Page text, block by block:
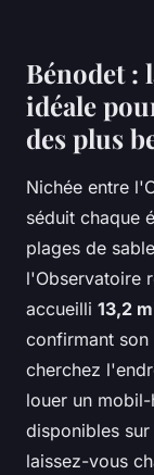
Bénodet :
idéale
des plus
Nichée entre
séduit chaque
plages de
l'Observatoire
accueilli 13,2
confirmant son
cherchez
louer un
disponibles sur
laissez-vous